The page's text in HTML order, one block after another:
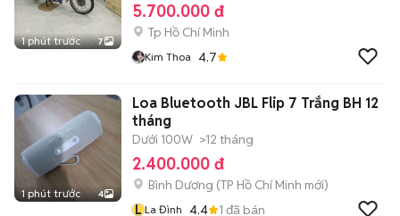
1 phút trước 7
5.700.000 đ
Tp Hồ Chí Minh
Kim Thoa 4.7
1 phút trước 4
Loa Bluetooth JBL Flip 7 Trắng BH 12
tháng
Dưới 100W >12 tháng
2.400.000 đ
Bình Dương (TP Hồ Chí Minh mới)
L La Đình 4.4 1 đã bán